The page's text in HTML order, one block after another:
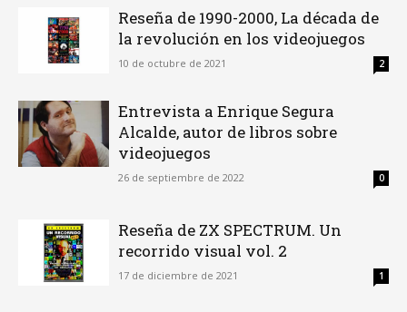
Reseña de 1990-2000, La década de
la revolución en los videojuegos
10 de octubre de 2021 2
Entrevista a Enrique Segura
Alcalde, autor de libros sobre
videojuegos
26 de septiembre de 2022 0
Reseña de ZX SPECTRUM. Un
recorrido visual vol. 2
17 de diciembre de 2021 1